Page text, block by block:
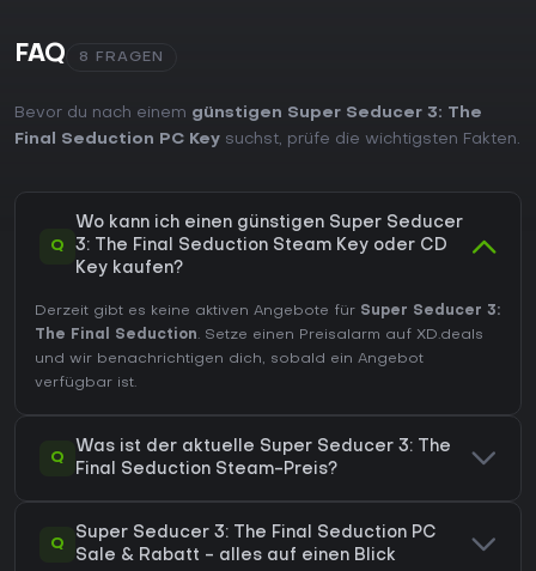
FAQ 8 FRAGEN
Bevor du nach einem günstigen Super Seducer 3: The
Final Seduction PC Key suchst, prüfe die wichtigsten Fakten.
Q
Wo kann ich einen günstigen Super Seducer
3: The Final Seduction Steam Key oder CD
Key kaufen?
Derzeit gibt es keine aktiven Angebote für Super Seducer 3:
The Final Seduction. Setze einen Preisalarm auf XD.deals
und wir benachrichtigen dich, sobald ein Angebot
verfügbar ist.
Q
Was ist der aktuelle Super Seducer 3: The
Final Seduction Steam-Preis?
Q
Super Seducer 3: The Final Seduction PC
Sale & Rabatt - alles auf einen Blick